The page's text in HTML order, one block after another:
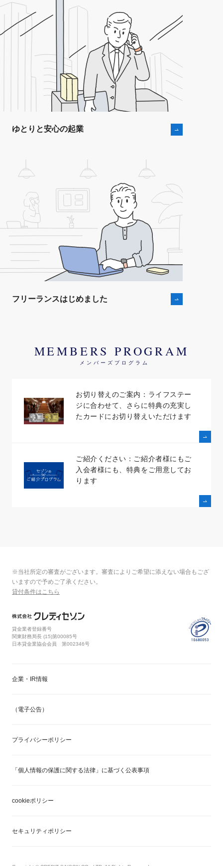
ゆとりと安⼼の起業
フリーランスはじめました
MEMBERS PROGRAM
メンバーズプログラム
お切り替えのご案内：ライフステー
ジに合わせて、さらに特典の充実し
たカードにお切り替えいただけます
ご紹介ください：ご紹介者様にもご
入会者様にも、特典をご用意してお
ります
※当社所定の審査がございます。審査によりご希望に添えない場合もござ
いますので予めご了承ください。
貸付条件はこちら
貸金業者登録番号
関東財務局長 (15)第00085号
日本貸金業協会会員 第002346号
企業・IR情報
（電子公告）
プライバシーポリシー
「個人情報の保護に関する法律」に基づく公表事項
cookieポリシー
セキュリティポリシー